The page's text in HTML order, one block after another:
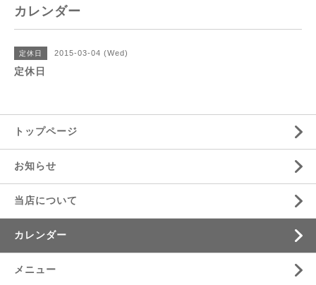
カレンダー
定休日 2015-03-04 (Wed)
定休日
トップページ
お知らせ
当店について
カレンダー
メニュー